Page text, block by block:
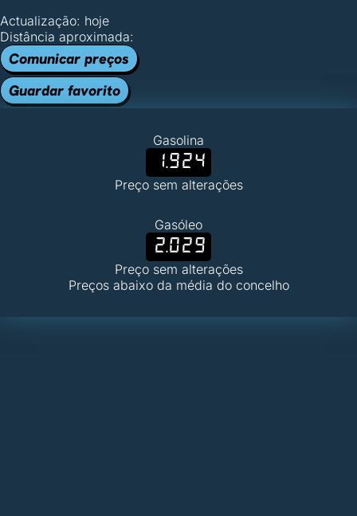
Actualização: hoje
Distância aproximada:
Comunicar preços
Guardar favorito
Gasolina
1.924
Preço sem alterações
Gasóleo
2.029
Preço sem alterações
Preços abaixo da média do concelho